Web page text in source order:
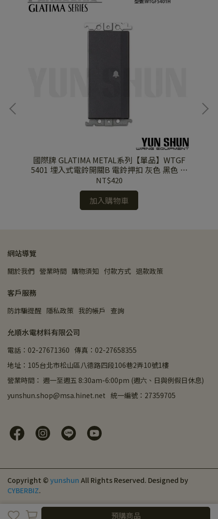
取消 預購商品
國際牌 GLATIMA METAL系列【單品】WTGF
5401 埋入式電鈴開關B 電鈴押扣 灰色 黑色 陶
瓷白
NT$420
加入購物車
網站導覽
關於我們 營業時間 購物須知 付款方式 退款政策
客戶服務
防詐騙提醒 隱私政策 我的帳戶 查詢
允順水電材料有限公司
電話：02-27671360 傳真：02-27658355
地址：105台北市松山區八德路四段106巷2弄10號1樓
營業時間： 週一至週五 8:30am-6:00pm (週六、日與例假日休息)
yunshun.shop@msa.hinet.net 統一編號：27359705
Copyright © yunshun All Rights Reserved. Designed by
CYBERBIZ.